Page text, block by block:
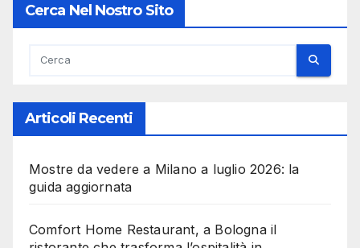
Cerca Nel Nostro Sito
Articoli Recenti
Mostre da vedere a Milano a luglio 2026: la
guida aggiornata
Comfort Home Restaurant, a Bologna il